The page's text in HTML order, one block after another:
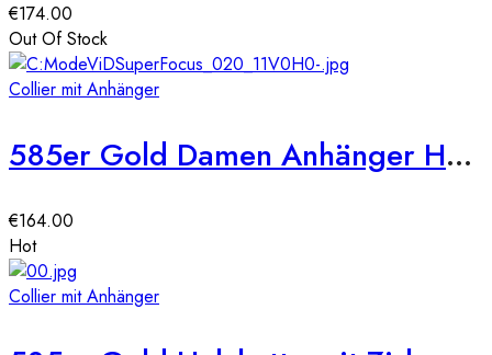
€174.00
Out Of Stock
Collier mit Anhänger
585er Gold Damen Anhänger Herz mit Zirkonia Steine
€164.00
Hot
Collier mit Anhänger